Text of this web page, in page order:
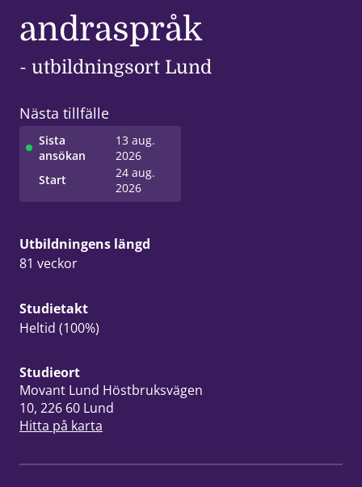
andraspråk
- utbildningsort Lund
Nästa tillfälle
Sista
ansökan
13 aug.
2026
Start
24 aug.
2026
Utbildningens längd
81 veckor
Studietakt
Heltid (100%)
Studieort
Movant Lund Höstbruksvägen
10, 226 60 Lund
Hitta på karta